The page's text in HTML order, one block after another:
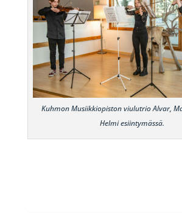
Kuhmon Musiikkiopiston viulutrio Alvar,
Helmi esiintymässä.